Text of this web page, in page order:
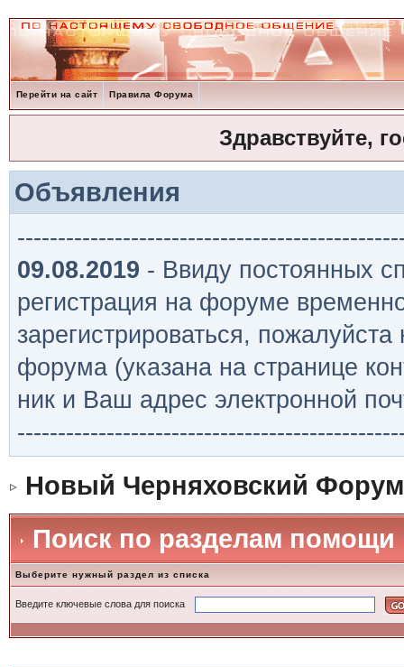
Перейти на сайт Правила Форума
Здравствуйте,
Объявления
09.08.2019 - Ввиду постоянных
регистрация на форуме
зарегистрироваться,
форума (указана на странице
ник и Ваш адрес электронной
Новый Черняховский Форум
Поиск по разделам помощи
Выберите нужный раздел из списка
Введите ключевые слова для поиска